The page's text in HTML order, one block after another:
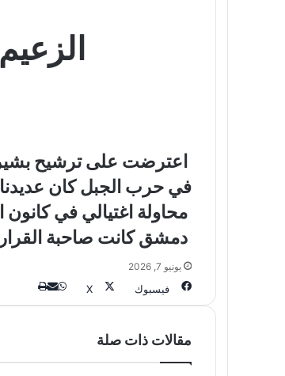
اعترضت على ترشيح بشير الجميل للرئاسة عام 1982 لأنه
في حرب الجبل كان عديدنا 10,000 مقاتل ولم يكن للأمير مجيد إرسلان ميليشيا عسكرية
محاولة اغتيالي في كانون الأول 1982 لم تكن سبب القطيعة مع الموارنة، وإيلي حبيقة اعترف لي
دمشق كانت صاحبة
يونيو 7, 2026
فيسبوك ‫X واتساب
مشاركة
عبر
طباعة
مقالات ذات صلة